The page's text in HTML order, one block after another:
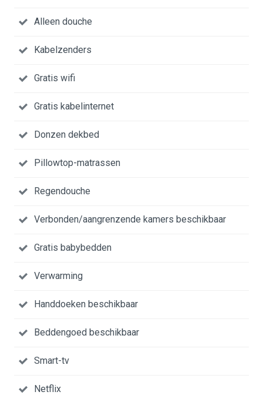
Alleen douche
Kabelzenders
Gratis wifi
Gratis kabelinternet
Donzen dekbed
Pillowtop-matrassen
Regendouche
Verbonden/aangrenzende kamers beschikbaar
Gratis babybedden
Verwarming
Handdoeken beschikbaar
Beddengoed beschikbaar
Smart-tv
Netflix